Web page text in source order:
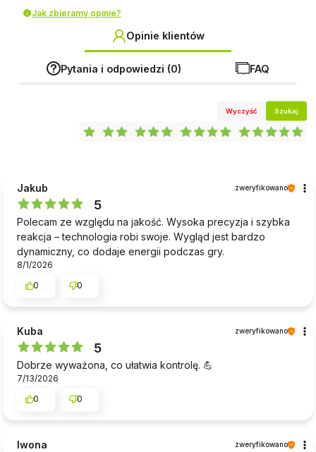
Jak zbieramy opinie?
Opinie klientów
Pytania i odpowiedzi (0) FAQ
Wyczyść Szukaj
Jakub zweryfikowano
5
Polecam ze względu na jakość. Wysoka precyzja i szybka
reakcja – technologia robi swoje. Wygląd jest bardzo
dynamiczny, co dodaje energii podczas gry.
8/1/2026
0
0
Kuba zweryfikowano
5
Dobrze wyważona, co ułatwia kontrolę. 💪
7/13/2026
0
0
Iwona zweryfikowano